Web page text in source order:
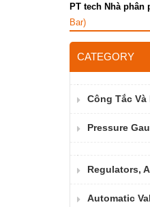
PT tech Nhà
Bar)
CATEGORY
Công Tắc
Pressure
Regulators,
Automatic